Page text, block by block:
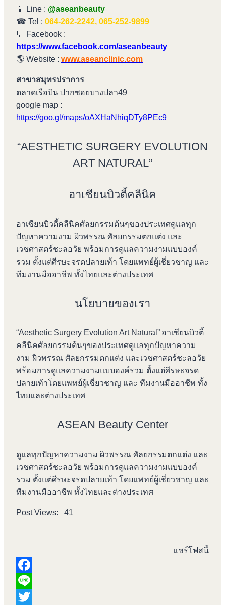
📱 Line : @aseanbeauty
☎ Tel : 064-262-2242, 065-252-9899
💬 Facebook :
https://www.facebook.com/aseanbeauty
🌎 Website : www.aseanclinic.com
สาขาสมุทรปราการ
ตลาดเรือบิน ปากซอยบางปลา49
google map :
https://goo.gl/maps/oAXHaNhiqDTy8PEc9
“AESTHETIC SURGERY EVOLUTION
ART NATURAL”
อาเซียนบิวตี้คลีนิค
อาเซียนบิวตี้คลีนิคศัลยกรรมต้นๆของประเทศดูแลทุก
ปัญหาความงาม ผิวพรรณ ศัลยกรรมตกแต่ง และ
เวชศาสตร์ชะลอวัย พร้อมการดูแลความงามแบบองค์
รวม ตั้งแต่ศีรษะจรดปลายเท้า โดยแพทย์ผู้เชี่ยวชาญ และ
ทีมงานมืออาชีพ ทั้งไทยและต่างประเทศ
นโยบายของเรา
“Aesthetic Surgery Evolution Art Natural” อาเซียนบิวตี้
คลีนิคศัลยกรรมต้นๆของประเทศดูแลทุกปัญหาความ
งาม ผิวพรรณ ศัลยกรรมตกแต่ง และเวชศาสตร์ชะลอวัย
พร้อมการดูแลความงามแบบองค์รวม ตั้งแต่ศีรษะจรด
ปลายเท้าโดยแพทย์ผู้เชี่ยวชาญ และ ทีมงานมืออาชีพ ทั้ง
ไทยและต่างประเทศ
ASEAN Beauty Center
ดูแลทุกปัญหาความงาม ผิวพรรณ ศัลยกรรมตกแต่ง และ
เวชศาสตร์ชะลอวัย พร้อมการดูแลความงามแบบองค์
รวม ตั้งแต่ศีรษะจรดปลายเท้า โดยแพทย์ผู้เชี่ยวชาญ และ
ทีมงานมืออาชีพ ทั้งไทยและต่างประเทศ
Post Views: 41
แชร์โฟสนี้